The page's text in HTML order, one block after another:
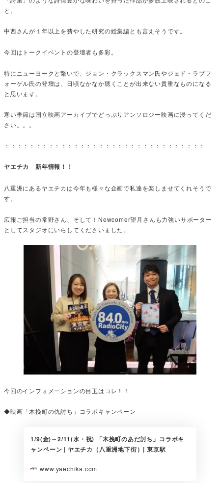
と。
中西さんが１年以上を費やした研究の総集編とも言えそうです。
今回はトークイベントの登壇者も多彩。
特にニューヨークと繋いで、ジョン・クラックスマン氏やジェド・ラブフ
ォーゲル氏の登壇は、日頃なかなか聴くことが出来ない貴重なものになる
と思います。
寒い季節は国立映画アーカイブでどっぷりアンソロジー映画に浸ってくだ
さい。。。
：：：：：：：：：：：：：：：：：：：：：：：：：：：：：：：：
ヤエチカ 新年情報！！
八重洲にあるヤエチカは今年も様々な企画で私達を楽しませてくれそうで
す。
広報ご担当の常野さん、そして！Newcomer望月さんも力強いサポーター
としてスタジオにいらしてくださいました。
今回のインフォメーションの目玉はコレ！！
◆映画「木挽町の仇討ち」コラボキャンペーン
1/9(金)～2/11(水・祝) 「木挽町のあだ討ち」コラボキ
ャンペーン | ヤエチカ（八重洲地下街）| 東京駅
www.yaechika.com